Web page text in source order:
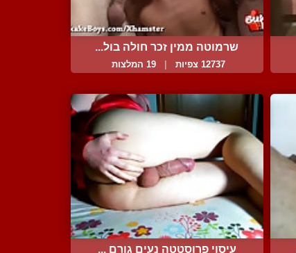
שרמוטה ממין זכר חולה בול...
12737 צפיות | 19 המלצות
עיסוי פרוסטטה נעים גורם ...